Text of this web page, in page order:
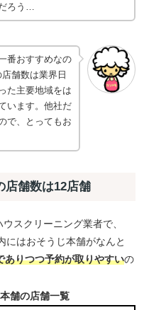
ろう…
番おすすめなの
舗数は業界日
た主要地域をは
います。他社だ
で、とってもお
店舗数は12店舗
スクリーニング業者で、
にはおそうじ本舗がなんと
ありつつ予約が取りやすいの
舗の店舗一覧